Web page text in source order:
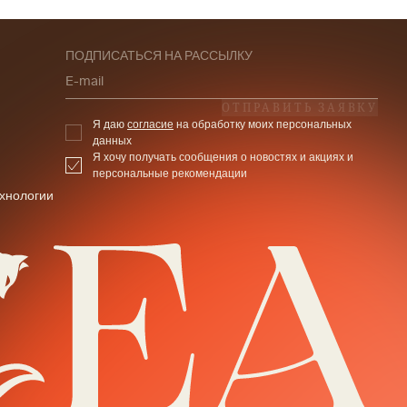
ПОДПИСАТЬСЯ НА РАССЫЛКУ
E-mail
ОТПРАВИТЬ ЗАЯВКУ
Я даю согласие на обработку моих персональных
данных
Я хочу получать сообщения о новостях и акциях и
персональные рекомендации